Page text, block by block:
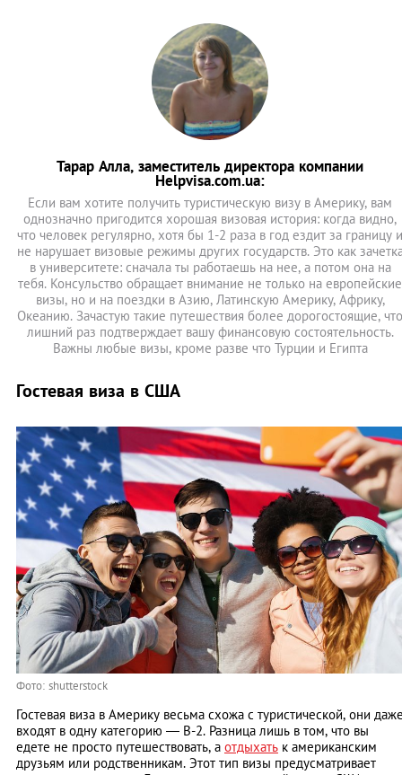
Тарар Алла, заместитель директора компании
Helpvisa.com.ua:
Если вам хотите получить туристическую визу в Америку, вам
однозначно пригодится хорошая визовая история: когда видно,
что человек регулярно, хотя бы 1-2 раза в год ездит за границу и
не нарушает визовые режимы других государств. Это как
в университете: сначала ты работаешь на нее, а потом она на
тебя. Консульство обращает внимание не только на европейские
визы, но и на поездки в Азию, Латинскую Америку, Африку,
Океанию. Зачастую такие путешествия более дорогостоящие, что
лишний раз подтверждает вашу финансовую состоятельность.
Важны любые визы, кроме разве что Турции и Египта
Гостевая виза в США
Фото: shutterstock
Гостевая виза в Америку весьма схожа с туристической, они
входят в одну категорию — В-2. Разница лишь в том, что вы
едете не просто путешествовать, а отдыхать к американским
друзьям или родственникам. Этот тип визы предусматривает